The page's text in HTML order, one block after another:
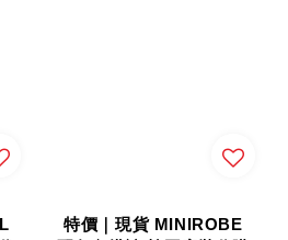
特價｜現貨 MINIROBE